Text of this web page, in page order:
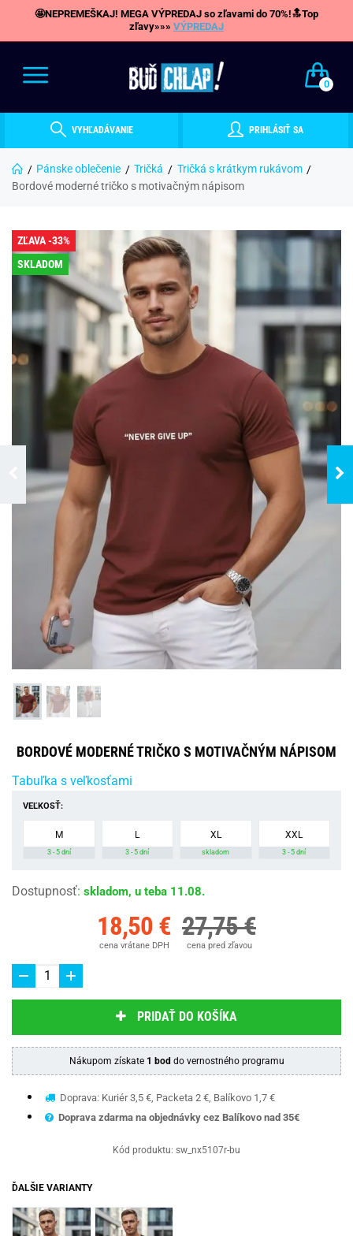
🤩NEPREMEŠKAJ! MEGA VÝPREDAJ so zľavami do 70%!🔝Top
zľavy»»» VÝPREDAJ
0
VYHĽADÁVANIE PRIHLÁSIŤ SA
Pánske oblečenie Tričká
Tričká s krátkym rukávom
Bordové moderné tričko s motivačným nápisom
ZĽAVA -33%
SKLADOM
BORDOVÉ MODERNÉ TRIČKO S MOTIVAČNÝM NÁPISOM
Tabuľka s veľkosťami
VEĽKOSŤ:
M
3 - 5 dní
L
3 - 5 dní
XL
skladom
XXL
3 - 5 dní
Dostupnosť: skladom, u teba 11.08.
18,50 €
cena vrátane DPH
27,75 €
cena pred zľavou
PRIDAŤ DO KOŠÍKA
Nákupom získate 1 bod do vernostného programu
Doprava: Kuriér 3,5 €, Packeta 2 €, Balíkovo 1,7 €
Doprava zdarma na objednávky cez Balíkovo nad 35€
Kód produktu: sw_nx5107r-bu
ĎALŠIE VARIANTY